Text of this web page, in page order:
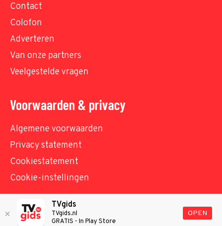
Contact
Colofon
Adverteren
Van onze partners
Veelgestelde vragen
Voorwaarden & privacy
Algemene voorwaarden
Privacy statement
Cookiestatement
Cookie-instellingen
© TVgids.nl 2026 - All rights reserved. No text and
datamining.
TVgids
TVgids.nl
GRATIS - In Play Store
OPEN